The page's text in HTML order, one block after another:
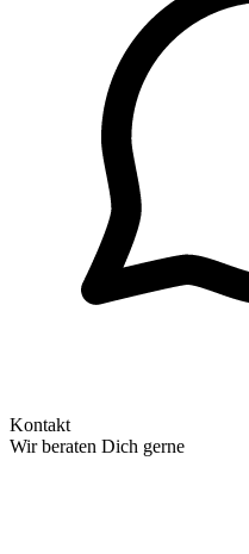
Kontakt
Wir beraten Dich gerne